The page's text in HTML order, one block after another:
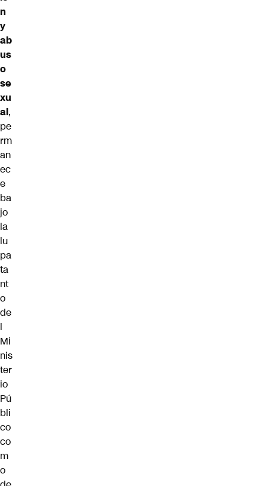
n
y
ab
us
o
se
xu
al,
pe
rm
an
ec
e
ba
jo
la
lu
pa
ta
nt
o
de
l
Mi
nis
ter
io
Pú
bli
co
co
m
o